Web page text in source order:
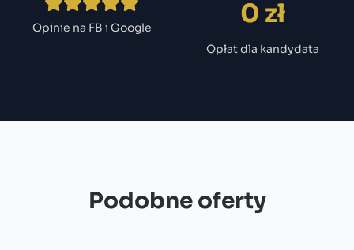
Opinie na FB i Google 0 zł
Opłat dla kandydata
Podobne oferty